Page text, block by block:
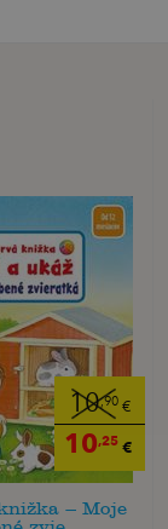
10,90 €
10,25 €
– Moje